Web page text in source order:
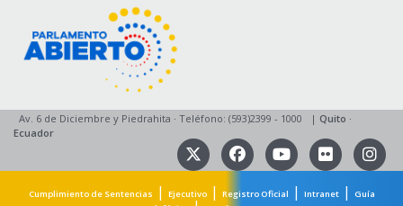
Av. 6 de Diciembre y Piedrahita · Teléfono: (593)2399 - 1000 | Quito ·
Ecuador
Cumplimiento de Sentencias | Ejecutivo| Registro Oficial | Intranet|
Guía